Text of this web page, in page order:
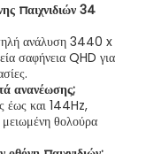
παιχνιδιών 34
ανάλυση 3440 x
σαφήνεια QHD για
ανανέωσης;
έως και 144Hz,
μειωμένη θολούρα